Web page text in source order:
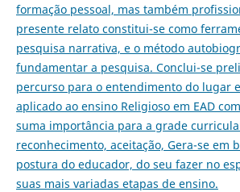
formação pessoal, mas também
presente relato constitui-se como
pesquisa narrativa, e o método
fundamentar a pesquisa. Conclui-se
percurso para o entendimento do lugar
aplicado ao ensino Religioso em EAD
suma importância para a grade
reconhecimento, aceitação, Gera-se em
postura do educador, do seu fazer no
suas mais variadas etapas de ensino.